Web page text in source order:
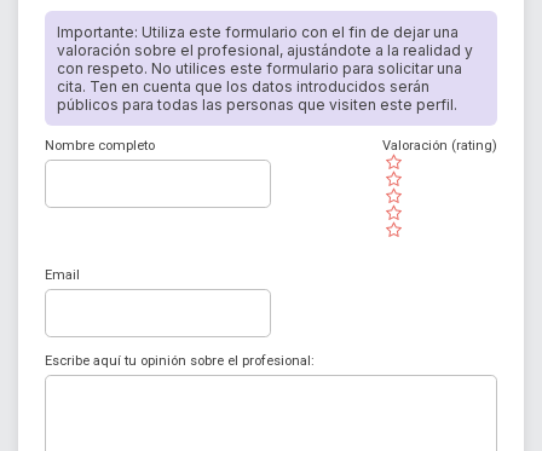
Importante: Utiliza este formulario con el fin de dejar una
valoración sobre el profesional, ajustándote a la realidad y
con respeto. No utilices este formulario para solicitar una
cita. Ten en cuenta que los datos introducidos serán
públicos para todas las personas que visiten este perfil.
Nombre completo
( )
( )
( )
( )
( )
Valoración (rating)
Email
Escribe aquí tu opinión sobre el profesional: